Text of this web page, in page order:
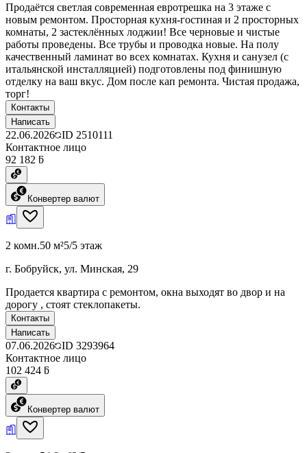
Продаётся светлая современная евротрешка на 3 этаже с
новым ремонтом. Просторная кухня-гостиная и 2 просторных
комнаты, 2 застеклённых лоджии! Все черновые и чистые
работы проведены. Все трубы и проводка новые. На полу
качественный ламинат во всех комнатах. Кухня и санузел (с
итальянской инсталляцией) подготовлены под финишную
отделку на ваш вкус. Дом после кап ремонта. Чистая продажа,
торг!
Контакты
Написать
22.06.2026 ID 2510111
Контактное лицо
92 182 ƃ
Конвертер валют
2 комн.50 м²5/5 этаж
г. Бобруйск, ул. Минская, 29
Продается квартира с ремонтом, окна выходят во двор и на
дорогу , стоят стеклопакеты.
Контакты
Написать
07.06.2026 ID 3293964
Контактное лицо
102 424 ƃ
Конвертер валют